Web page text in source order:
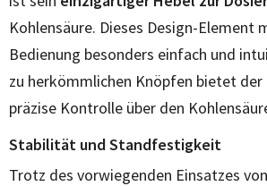
Kohlensäure. Dieses Design-Element
Bedienung besonders einfach und
zu herkömmlichen Knöpfen bietet der
präzise Kontrolle über den
Stabilität und Standfestigkeit
Trotz des vorwiegenden Einsatzes